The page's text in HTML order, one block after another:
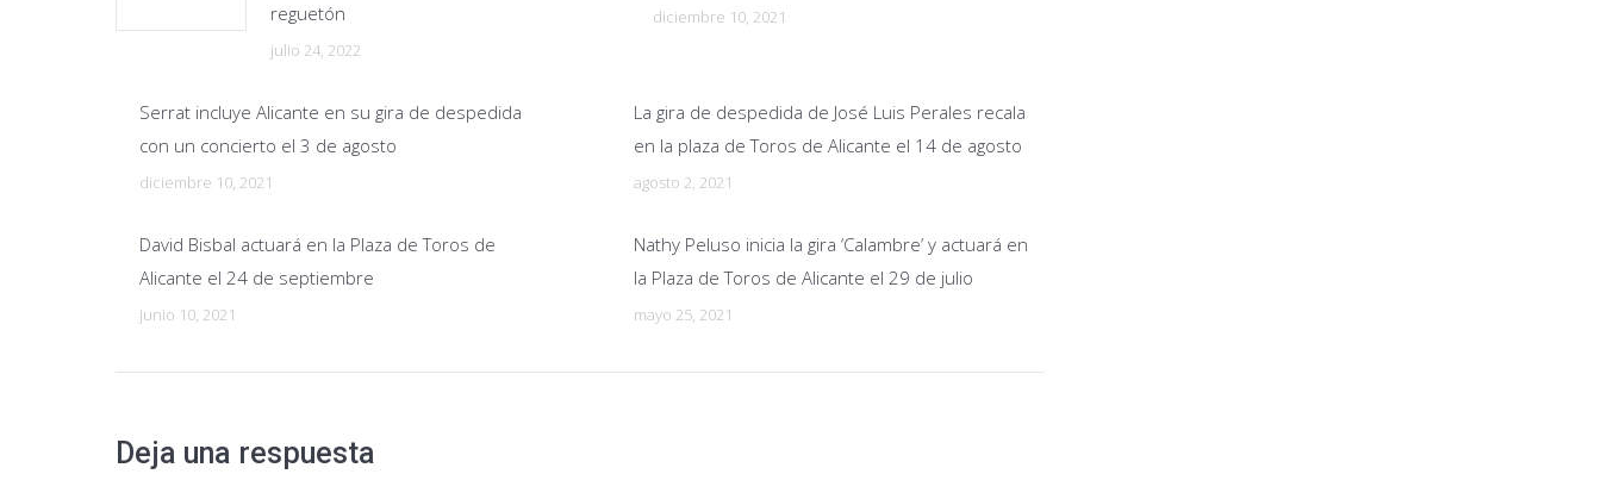
reguetón
julio 24, 2022
diciembre 10, 2021
Serrat incluye Alicante en su gira de despedida
con un concierto el 3 de agosto
diciembre 10, 2021
La gira de despedida de José Luis Perales recala
en la plaza de Toros de Alicante el 14 de agosto
agosto 2, 2021
David Bisbal actuará en la Plaza de Toros de
Alicante el 24 de septiembre
junio 10, 2021
Nathy Peluso inicia la gira ‘Calambre’ y actuará en
la Plaza de Toros de Alicante el 29 de julio
mayo 25, 2021
Deja una respuesta